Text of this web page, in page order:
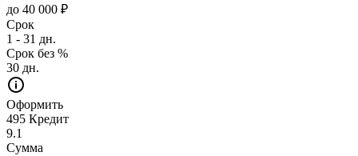
до 40 000 ₽
Срок
1 - 31 дн.
Срок без %
30 дн.
Оформить
495 Кредит
9.1
Сумма